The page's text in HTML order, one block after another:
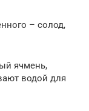
– солод,
ячмень,
водой для